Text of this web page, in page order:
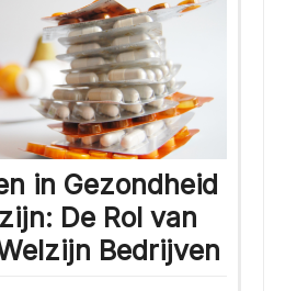
in Gezondheid
De Rol van
Bedrijven